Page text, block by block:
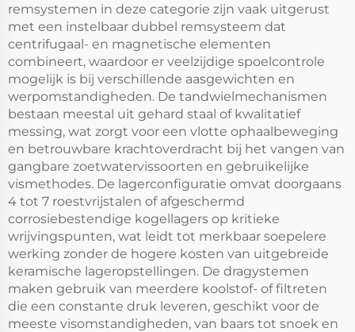
remsystemen in deze categorie zijn vaak uitgerust
met een instelbaar dubbel remsysteem dat
centrifugaal- en magnetische elementen
combineert, waardoor er veelzijdige spoelcontrole
mogelijk is bij verschillende aasgewichten en
werpomstandigheden. De tandwielmechanismen
bestaan meestal uit gehard staal of kwalitatief
messing, wat zorgt voor een vlotte ophaalbeweging
en betrouwbare krachtoverdracht bij het vangen van
gangbare zoetwatervissoorten en gebruikelijke
vismethodes. De lagerconfiguratie omvat doorgaans
4 tot 7 roestvrijstalen of afgeschermd
corrosiebestendige kogellagers op kritieke
wrijvingspunten, wat leidt tot merkbaar soepelere
werking zonder de hogere kosten van uitgebreide
keramische lageropstellingen. De dragystemen
maken gebruik van meerdere koolstof- of filtreten
die een constante druk leveren, geschikt voor de
meeste visomstandigheden, van baars tot snoek en